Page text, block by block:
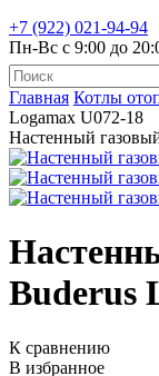
+7 (922) 021-94-94
Пн-Вс с 9:00 до
Главная Котлы
Logamax U072-18
Настенный
Buderus
К сравнению
В избранное